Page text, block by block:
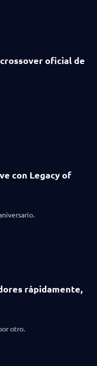
oficial de
con Legacy of
rápidamente,
otro.